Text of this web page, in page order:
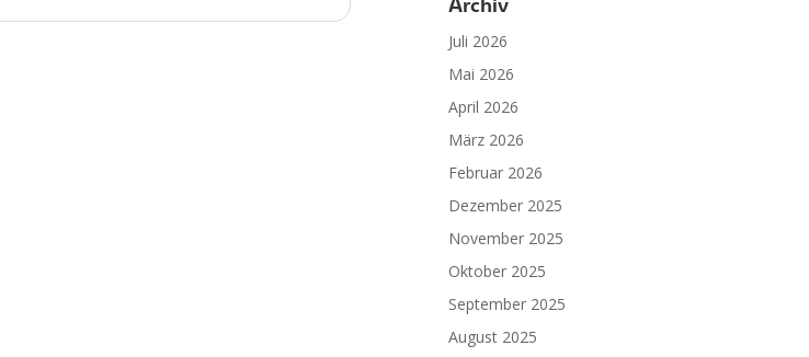
Archiv
Juli 2026
Mai 2026
April 2026
März 2026
Februar 2026
Dezember 2025
November 2025
Oktober 2025
September 2025
August 2025